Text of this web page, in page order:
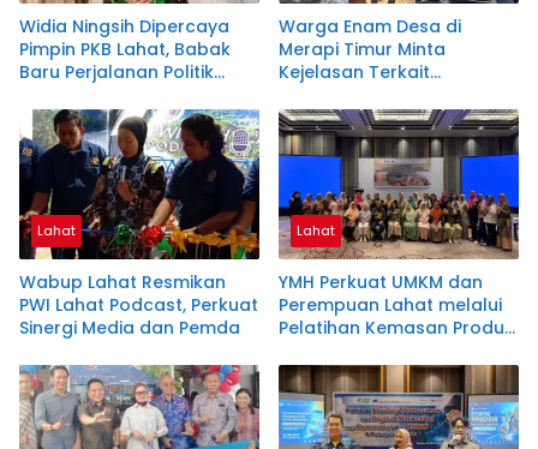
Widia Ningsih Dipercaya
Pimpin PKB Lahat, Babak
Baru Perjalanan Politik
Warga Enam Desa di
Merapi Timur Minta
Kejelasan Terkait
Hauling PT ALR
Lahat
Wabup Lahat Resmikan
PWI Lahat Podcast, Perkuat
Sinergi Media dan Pemda
Lahat
YMH Perkuat UMKM dan
Perempuan Lahat melalui
Pelatihan Kemasan Produk